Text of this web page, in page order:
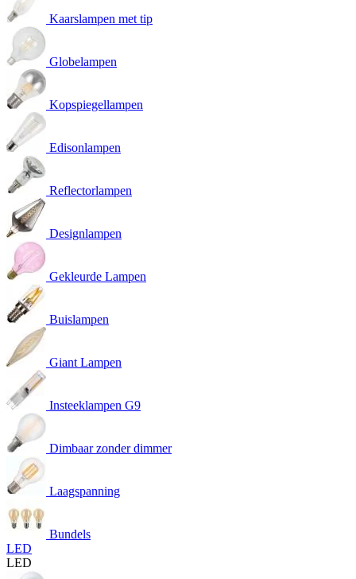
Kaarslampen met tip
Globelampen
Kopspiegellampen
Edisonlampen
Reflectorlampen
Designlampen
Gekleurde Lampen
Buislampen
Giant Lampen
Insteeklampen G9
Dimbaar zonder dimmer
Laagspanning
Bundels
LED
LED